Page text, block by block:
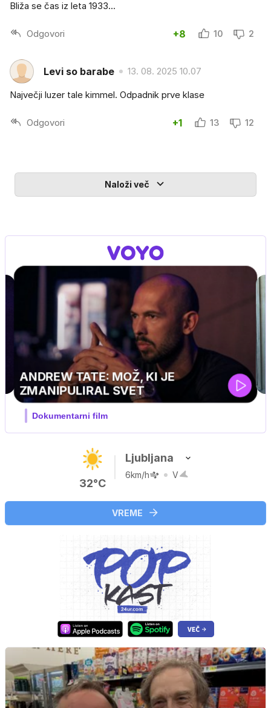
Bliža se čas iz leta 1933...
Odgovori +8 10 2
Levi so barabe 13. 08. 2025 10.07
Največji luzer tale kimmel. Odpadnik prve klase
Odgovori +1 13 12
Naloži več
MOJ PRIJATELJ PINGVIN
Film meseca / družinski, pustolovski
32°C
Ljubljana
6km/h V
VREME